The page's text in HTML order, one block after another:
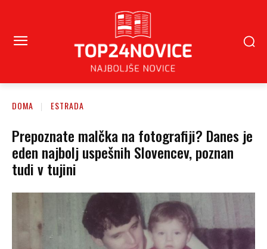
DOMA ESTRADA
Prepoznate malčka na fotografiji? Danes je
eden najbolj uspešnih Slovencev, poznan
tudi v tujini